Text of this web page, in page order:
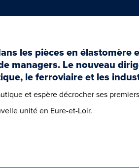
les pièces en élastomère
managers. Le nouveau
le ferroviaire et les
et espère décrocher ses
unité en Eure-et-Loir.